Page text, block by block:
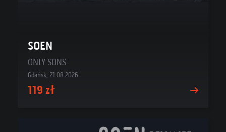
SOEN
ONLY SONS
Gdańsk, 21.08.2026
119 zł